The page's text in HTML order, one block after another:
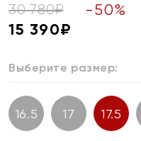
30 780₽ -50%
15 390₽
Выберите размер:
16.5 17 17.5